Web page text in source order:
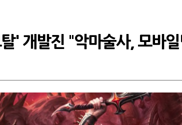
' 개발진 "악마술사, 모바